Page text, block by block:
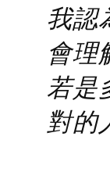
我認
會理
若是
對的